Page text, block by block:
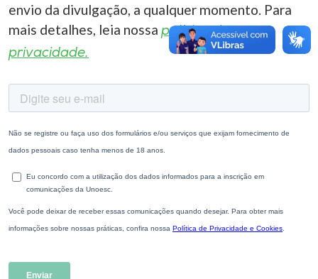
envio da divulgação, a qualquer momento. Para
mais detalhes, leia nossa política de
privacidade.